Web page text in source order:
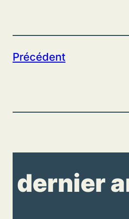
Précédent
dernier